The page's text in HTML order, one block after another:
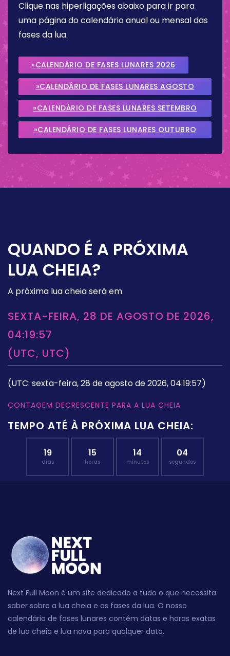
Clique nas hiperligações abaixo para ir para
uma página do calendário anual ou mensal das
fases da lua.
»CALENDÁRIO DE FASES LUNARES 2026
»CALENDÁRIO DE FASES LUNARES AGOSTO
2026
»CALENDÁRIO DE FASES LUNARES SETEMBRO
2026
»CALENDÁRIO DE FASES LUNARES OUTUBRO
QUANDO É A PRÓXIMA
LUA CHEIA?
A próxima lua cheia será em
SEXTA-FEIRA, 28 DE AGOSTO DE 2026,
04:19:57
(UTC, UTC)
(UTC: sexta-feira, 28 de agosto de 2026, 04:19:57)
CONTAGEM DECRESCENTE PARA A LUA CHEIA
TEMPO ATÉ À PRÓXIMA LUA CHEIA:
19
dias
15
horas
14
minutos
04
segundos
Next Full Moon é um site dedicado a tudo o que necessita
saber sobre a lua cheia e as fases da lua. O nosso
calendário de fases lunares contém datas e horas exatas
de lua cheia e lua nova para qualquer data.